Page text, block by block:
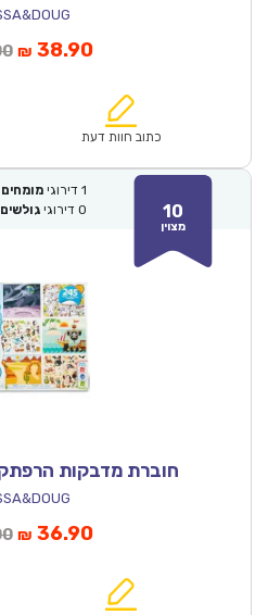
המחיר
₪56.00.
₪ 38.90המחיר
הוא:
כתוב חוות דעת
10
מצוין
1 דירוגי מומחים
0 דירוגי גולשים
חוברת מדבקות
המחיר
₪ 36.90המחיר
הוא: